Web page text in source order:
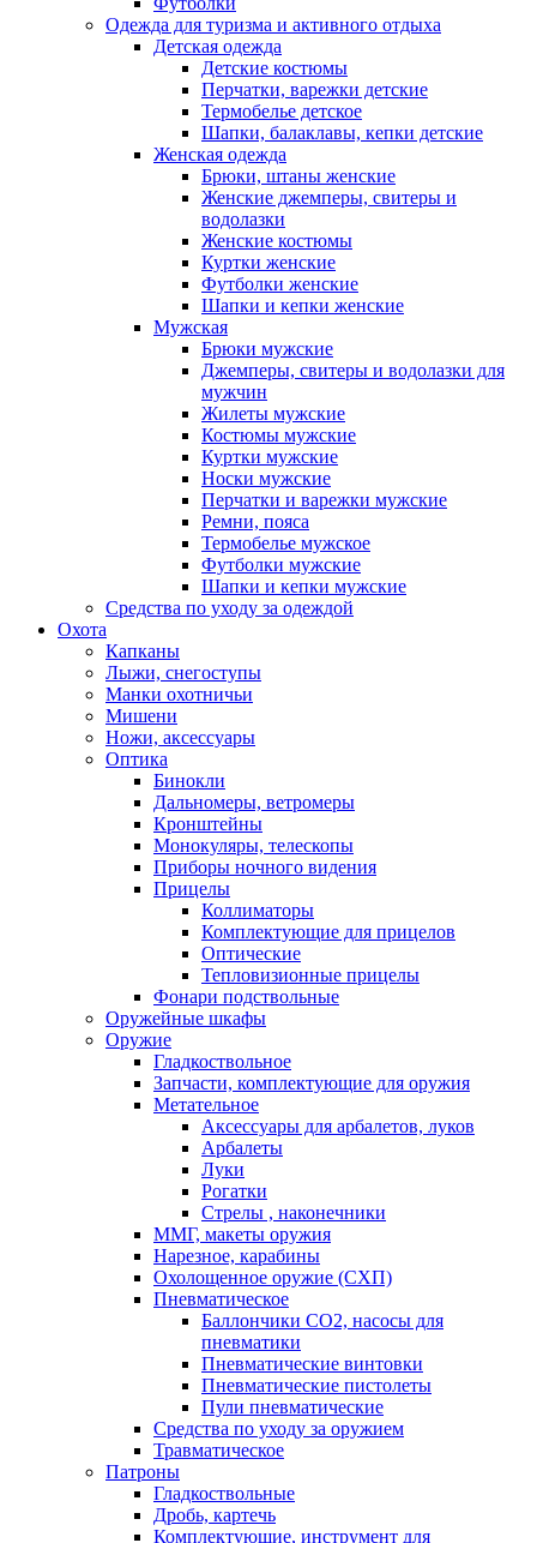
Одежда для туризма и активного отдыха
Детская одежда
Детские костюмы
Перчатки, варежки детские
Термобелье детское
Шапки, балаклавы, кепки детские
Женская одежда
Брюки, штаны женские
Женские джемперы, свитеры и
водолазки
Женские костюмы
Куртки женские
Футболки женские
Шапки и кепки женские
Мужская
Брюки мужские
Джемперы, свитеры и водолазки для
мужчин
Жилеты мужские
Костюмы мужские
Куртки мужские
Носки мужские
Перчатки и варежки мужские
Ремни, пояса
Термобелье мужское
Футболки мужские
Шапки и кепки мужские
Средства по уходу за одеждой
Охота
Капканы
Лыжи, снегоступы
Манки охотничьи
Мишени
Ножи, аксессуары
Оптика
Бинокли
Дальномеры, ветромеры
Кронштейны
Монокуляры, телескопы
Приборы ночного видения
Прицелы
Коллиматоры
Комплектующие для прицелов
Оптические
Тепловизионные прицелы
Фонари подствольные
Оружейные шкафы
Оружие
Гладкоствольное
Запчасти, комплектующие для оружия
Метательное
Аксессуары для арбалетов, луков
Арбалеты
Луки
Рогатки
Стрелы , наконечники
ММГ, макеты оружия
Нарезное, карабины
Охолощенное оружие (СХП)
Пневматическое
Баллончики СО2, насосы для
пневматики
Пневматические винтовки
Пневматические пистолеты
Пули пневматические
Средства по уходу за оружием
Травматическое
Патроны
Гладкоствольные
Дробь, картечь
Комплектующие, инструмент для